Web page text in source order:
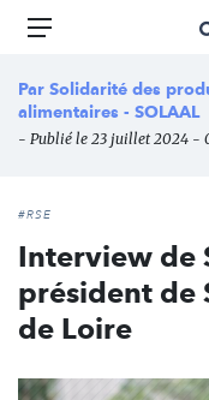
Aller
principal
Menu
Par Solidarité des
alimentaires - SOLAAL
- Publié le 23 juillet 2024 -
#RSE
Interview de
président de
de Loire